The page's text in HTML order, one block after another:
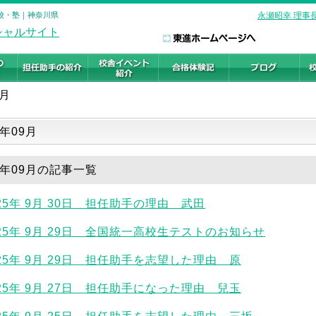
・塾｜神奈川県 永瀬昭幸 理事
09月
09月の記事一覧
年 9月 30日 担任助手の理由 武田
年 9月 29日 全国統一高校生テストのお知らせ
年 9月 29日 担任助手を志望した理由 原
年 9月 27日 担任助手になった理由 兒玉
覧